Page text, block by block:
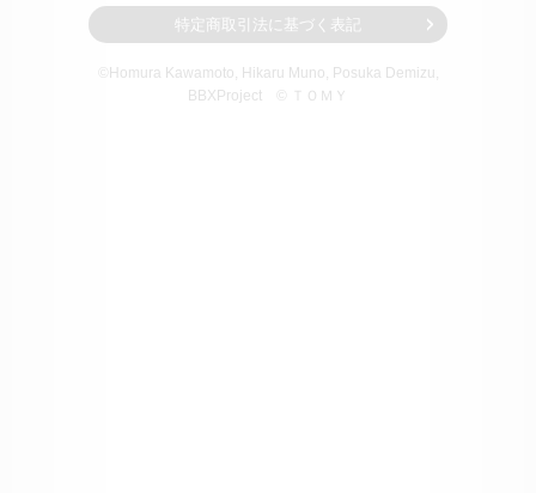
特定商取引法に基づく表記
©Homura Kawamoto, Hikaru Muno, Posuka Demizu,
BBXProject © ＴＯＭＹ